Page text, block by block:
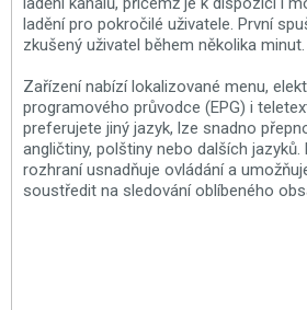
ladění pro pokročilé uživatele. První
zkušený uživatel během několika minut.
Zařízení nabízí lokalizované menu,
programového průvodce (EPG) i
preferujete jiný jazyk, lze snadno
angličtiny, polštiny nebo dalších jazyků.
rozhraní usnadňuje ovládání a
soustředit na sledování oblíbeného